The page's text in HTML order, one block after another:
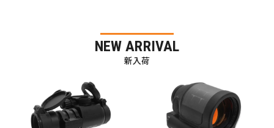
NEW ARRIVAL
新入荷